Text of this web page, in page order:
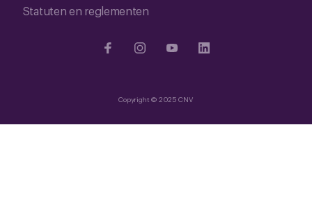
Statuten en reglementen
Copyright © 2025 CNV